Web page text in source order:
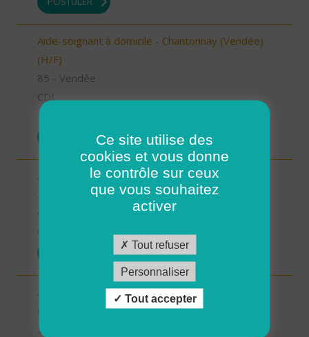
Aide-soignant à domicile - Chantonnay (Vendée)
(H/F)
85 - Vendée
CDI
10/09/2025
Aide à domicile - secteur Beaumarchès (H/F)
Auxiliaire de vie sociale - secteur L'Isle Jourdain
(H/F)
32 - Gers
Ce site utilise des
cookies et vous donne
le contrôle sur ceux
que vous souhaitez
activer
Tout refuser
Personnaliser
Tout accepter